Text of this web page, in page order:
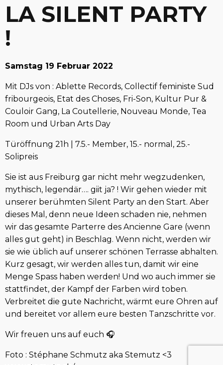
LA SILENT PARTY
!
Samstag 19 Februar 2022
Mit DJs von : Ablette Records, Collectif feministe Sud
fribourgeois, Etat des Choses, Fri-Son, Kultur Pur &
Couloir Gang, La Coutellerie, Nouveau Monde, Tea
Room und Urban Arts Day
Türöffnung 21h | 7.5.- Member, 15.- normal, 25.-
Solipreis
Sie ist aus Freiburg gar nicht mehr wegzudenken,
mythisch, legendär…. giit ja? ! Wir gehen wieder mit
unserer berühmten Silent Party an den Start. Aber
dieses Mal, denn neue Ideen schaden nie, nehmen
wir das gesamte Parterre des Ancienne Gare (wenn
alles gut geht) in Beschlag. Wenn nicht, werden wir
sie wie üblich auf unserer schönen Terrasse abhalten.
Kurz gesagt, wir werden alles tun, damit wir eine
Menge Spass haben werden! Und wo auch immer sie
stattfindet, der Kampf der Farben wird toben.
Verbreitet die gute Nachricht, wärmt eure Ohren auf
und bereitet vor allem eure besten Tanzschritte vor.
Wir freuen uns auf euch 🎧
Foto : Stéphane Schmutz aka Stemutz <3